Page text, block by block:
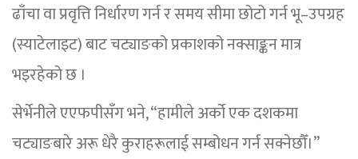
ढाँचा वा प्रवृत्ति निर्धारण गर्न र समय सीमा छोटो गर्न भू–उपग्रह
(स्याटेलाइट) बाट चट्याङको प्रकाशको नक्साङ्कन मात्र
भइरहेको छ ।
सेर्भेनीले एएफपीसँग भने, “हामीले अर्को एक दशकमा
चट्याङबारे अरू धेरै कुराहरूलाई सम्बोधन गर्न सक्नेछौँ।”